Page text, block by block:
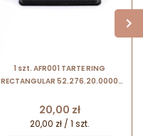
1 szt. AFR001 TARTE RING
RECTANGULAR 52.276.20.0000
perforowany 120 x 35 x h 20 mm
Cena
20,00 zł
20,00 zł / 1 szt.